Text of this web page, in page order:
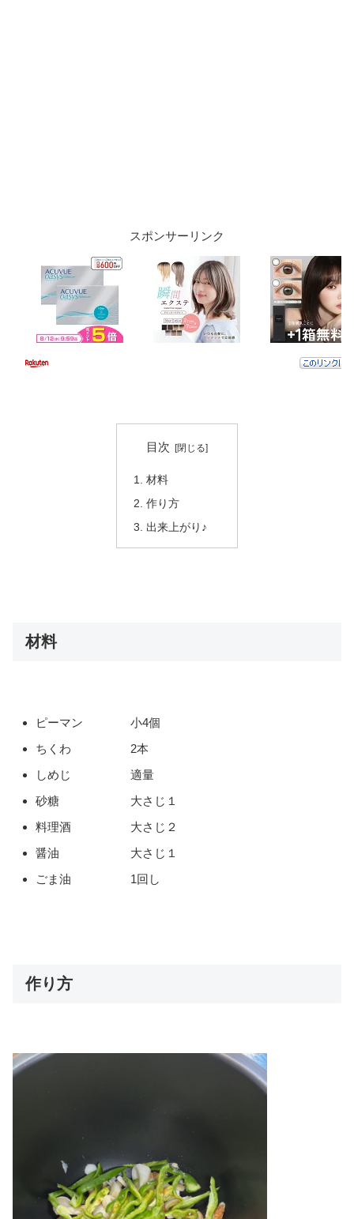
スポンサーリンク
目次
材料
作り方
出来上がり♪
材料
ピーマン 小4個
ちくわ 2本
しめじ 適量
砂糖 大さじ１
料理酒 大さじ２
醤油 大さじ１
ごま油 1回し
作り方